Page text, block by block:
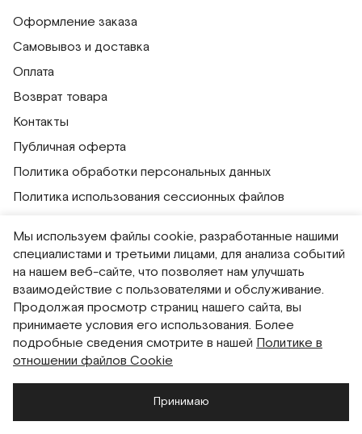
Оформление заказа
Самовывоз и доставка
Оплата
Возврат товара
Контакты
Публичная оферта
Политика обработки персональных данных
Политика использования сессионных файлов
Согласие на обработку персональных данных
Система привилегий
Русский English
Мы используем файлы cookie, разработанные нашими
специалистами и третьими лицами, для анализа событий
на нашем веб-сайте, что позволяет нам улучшать
взаимодействие с пользователями и обслуживание.
Продолжая просмотр страниц нашего сайта, вы
принимаете условия его использования. Более
подробные сведения смотрите в нашей Политике в
отношении файлов Cookie
Принимаю